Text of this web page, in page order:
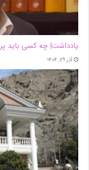
یادداشت| ‌چه کسی باید
آذر ۲۹, ۱۴۰۴